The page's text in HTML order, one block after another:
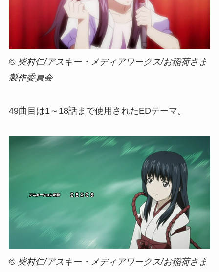
© 柴村仁/アスキー・メディアワークス/お稲荷さま
製作委員会
49曲目は1～18話まで使用されたEDテーマ。
© 柴村仁/アスキー・メディアワークス/お稲荷さま